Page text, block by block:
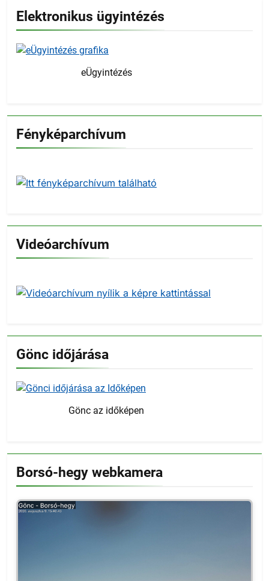
Elektronikus ügyintézés
eÜgyintézés
Fényképarchívum
Videóarchívum
Gönc időjárása
Gönc az időképen
Borsó-hegy webkamera